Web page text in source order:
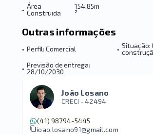
• Área
Construida
154,85m
²
Outras informações
• Perfil: Comercial • Situação:
• Previsão de entrega:
28/10/2030
João Losano
CRECI -42494
(41) 98794-5445
joao.losano91@gmail.com